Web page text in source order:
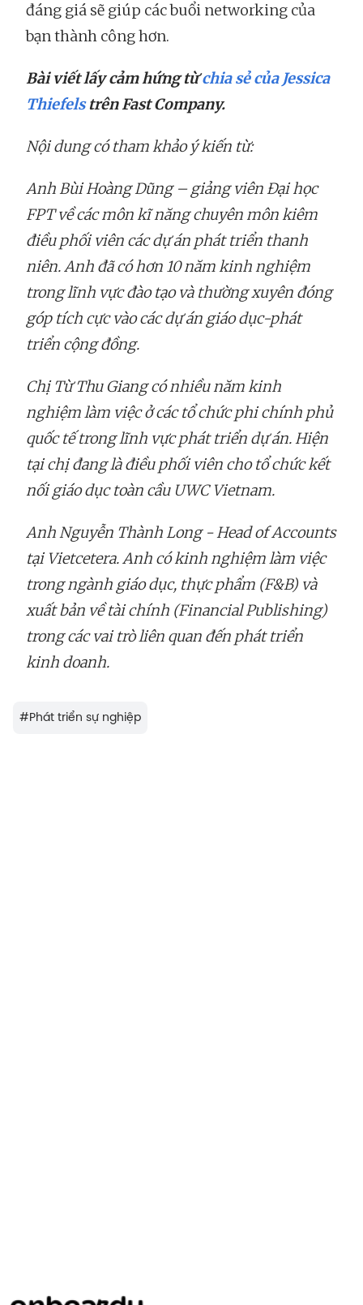
đáng giá sẽ giúp các buổi networking của
bạn thành công hơn.
Bài viết lấy cảm hứng từchia sẻ của Jessica
Thiefelstrên Fast Company.
Nội dung có tham khảo ý kiến từ:
Anh Bùi Hoàng Dũng – giảng viên Đại học
FPT về các môn kĩ năng chuyên môn kiêm
điều phối viên các dự án phát triển thanh
niên. Anh đã có hơn 10 năm kinh nghiệm
trong lĩnh vực đào tạo và thường xuyên đóng
góp tích cực vào các dự án giáo dục-phát
triển cộng đồng.
Chị Từ Thu Giang có nhiều năm kinh
nghiệm làm việc ở các tổ chức phi chính phủ
quốc tế trong lĩnh vực phát triển dự án. Hiện
tại chị đang là điều phối viên cho tổ chức kết
nối giáo dục toàn cầu UWC Vietnam.
AnhNguyễn Thành Long - Head of Accounts
tại Vietcetera. Anh có kinh nghiệm làm việc
trong ngành giáo dục, thực phẩm (F&B) và
xuất bản về tài chính (Financial Publishing)
trong các vai trò liên quan đến phát triển
kinh doanh.
#Phát triển sự nghiệp